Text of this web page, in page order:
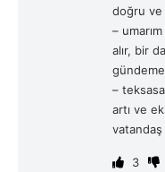
doğru ve
–
alır, bir
–
artı ve
3